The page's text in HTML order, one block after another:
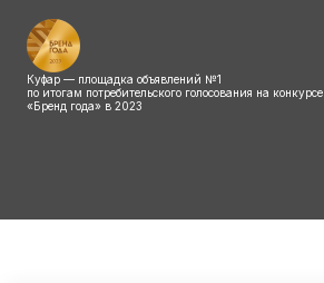
Куфар — площадка объявлений №1
по итогам потребительского голосования на конкурсе
«Бренд года» в 2023